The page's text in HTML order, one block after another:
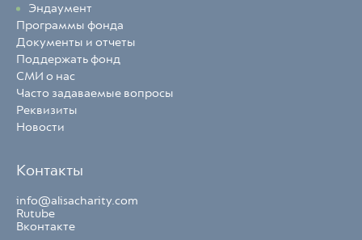
Эндаумент
Программы фонда
Документы и отчеты
Поддержать фонд
СМИ о нас
Часто задаваемые вопросы
Реквизиты
Новости
Контакты
info@alisacharity.com
Rutube
Вконтакте